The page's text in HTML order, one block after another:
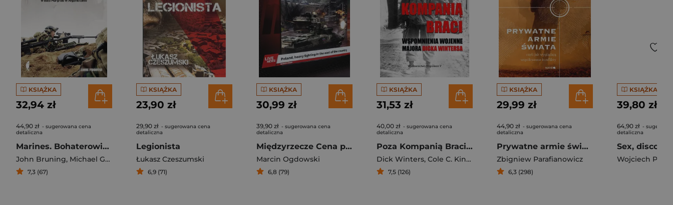
KSIĄŻKA
32,94 zł
44,90 zł - sugerowana cena
detaliczna
Marines. Bohaterowie operacji specjalnych
John Bruning, Michael Golembesky
7,3 (67)
KSIĄŻKA
23,90 zł
29,90 zł - sugerowana cena
detaliczna
Legionista
Łukasz Czeszumski
6,9 (71)
KSIĄŻKA
30,99 zł
39,90 zł - sugerowana cena
detaliczna
Międzyrzecze Cena przetrwania
Marcin Ogdowski
6,8 (79)
KSIĄŻKA
31,53 zł
40,00 zł - sugerowana cena
detaliczna
Poza Kompanią Braci Wspomnienia wojenne majora Dicka Wintersa
Dick Winters, Cole C. Kingseed
7,5 (126)
KSIĄŻKA
29,99 zł
44,90 zł - sugerowana cena
detaliczna
Prywatne armie świata czyli jak wyglądają współczesne konflikty
Zbigniew Parafianowicz
6,3 (298)
KSIĄŻKA
39,80 zł
64,90 zł -
detaliczna
Wojciech